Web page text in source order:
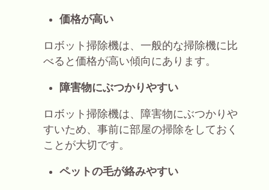
価格が高い
ロボット掃除機は、一般的な掃除機に比
べると価格が高い傾向にあります。
障害物にぶつかりやすい
ロボット掃除機は、障害物にぶつかりや
すいため、事前に部屋の掃除をしておく
ことが大切です。
ペットの毛が絡みやすい